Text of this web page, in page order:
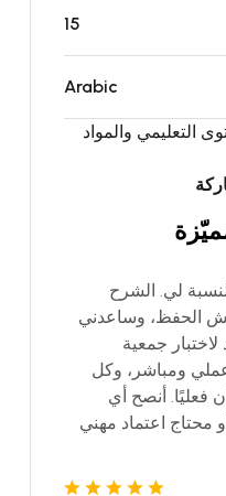
15
Arabic
والمواد
لي. الشرح
الحفظ، وساعدني
جمعية
عملي ومباشر، وكل
فعليًا. أنصح أي
اعتماد مهني